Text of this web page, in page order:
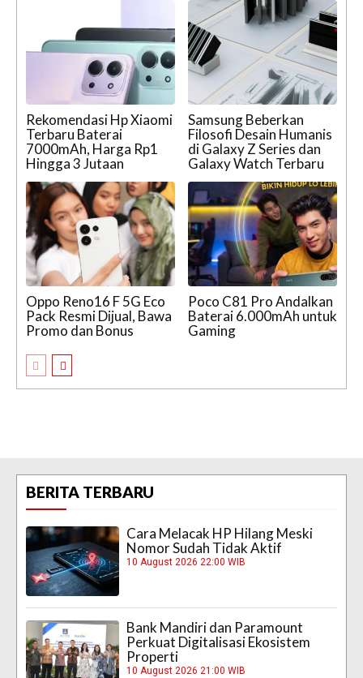
Rekomendasi Hp Xiaomi
Terbaru Baterai
7000mAh, Harga Rp1
Hingga 3 Jutaan
Samsung Beberkan
Filosofi Desain Humanis
di Galaxy Z Series dan
Galaxy Watch Terbaru
Oppo Reno16 F 5G Eco
Pack Resmi Dijual, Bawa
Promo dan Bonus
Poco C81 Pro Andalkan
Baterai 6.000mAh untuk
Gaming
BERITA TERBARU
Cara Melacak HP Hilang Meski
Nomor Sudah Tidak Aktif
10 August 2026 22:00 WIB
Bank Mandiri dan Paramount
Perkuat Digitalisasi Ekosistem
Properti
10 August 2026 21:00 WIB